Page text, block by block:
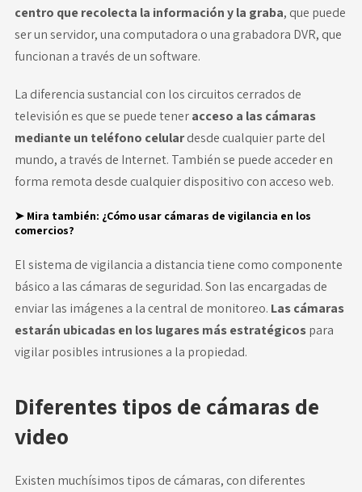
centro que recolecta la información y la graba, que puede
ser un servidor, una computadora o una grabadora DVR, que
funcionan a través de un software.
La diferencia sustancial con los circuitos cerrados de
televisión es que se puede teneracceso a las cámaras
mediante un teléfono celulardesde cualquier parte del
mundo, a través de Internet. También se puede acceder en
forma remota desde cualquier dispositivo con acceso web.
➤ Mira también: ¿Cómo usar cámaras de vigilancia en los
comercios?
El sistema de vigilancia a distancia tiene como componente
básico a las cámaras de seguridad. Son las encargadas de
enviar las imágenes a la central de monitoreo. Las cámaras
estarán ubicadas en los lugares más estratégicospara
vigilar posibles intrusiones a la propiedad.
Diferentes tipos de cámaras de
video
Existen muchísimos tipos de cámaras, con diferentes